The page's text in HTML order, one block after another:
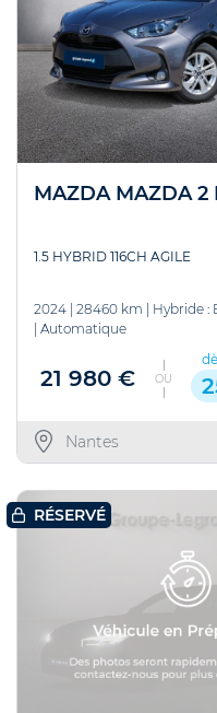
MAZDA MAZDA 2
1.5 HYBRID 116CH AGILE
2024 | 28460 km | Hybride :
| Automatique
21 980 € OU
Nantes
RÉSERVÉ